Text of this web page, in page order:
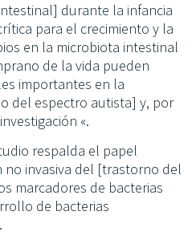
durante la infancia
para el crecimiento y la
en la microbiota intestinal
de la vida pueden
importantes en la
del espectro autista] y, por
«.
respalda el papel
no invasiva del [trastorno del
marcadores de bacterias
de bacterias